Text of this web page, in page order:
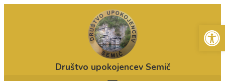
Društvo upokojencev Semič